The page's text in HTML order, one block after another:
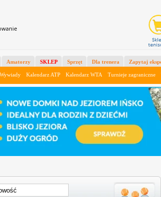
Wywiady Kalendarz ATP Kalendarz WTA Turnieje zagraniczne
Amatorzy SKLEP Sprzęt Dla trenera Zapytaj